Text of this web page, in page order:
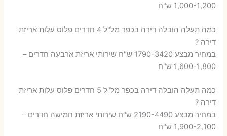
1,000-1,200 ש"ח
כמה תעלה הובלה דירה בכפר מל"ל 4 חדרים פלוס עלות אריזת
דירה ?
במחיר מבצע 1790-3420 ש"ח שירותי אריזת ארבעה חדרים –
1,600-1,800 ש"ח
כמה תעלה הובלה דירה בכפר מל"ל 5 חדרים פלוס עלות אריזת
דירה ?
במחיר מבצע 2190-4490 ש"ח שירותי אריזת חמישה חדרים –
1,900-2,100 ש"ח